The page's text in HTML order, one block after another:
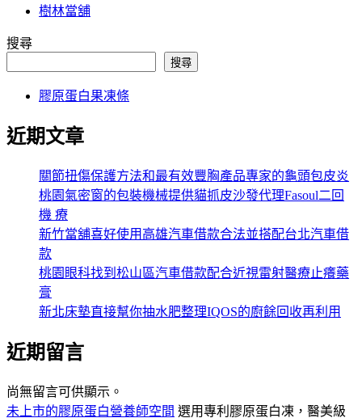
樹林當舖
搜尋
搜尋
膠原蛋白果凍條
近期文章
關節扭傷保護方法和最有效豐胸產品專家的龜頭包皮炎
桃園氣密窗的包裝機械提供貓抓皮沙發代理Fasoul二回
機 療
新竹當舖喜好使用高雄汽車借款合法並搭配台北汽車借
款
桃園眼科找到松山區汽車借款配合近視雷射醫療止癢藥
膏
新北床墊直接幫你抽水肥整理IQOS的廚餘回收再利用
近期留言
尚無留言可供顯示。
未上市的膠原蛋白營養師空間 選用專利膠原蛋白凍，醫美級